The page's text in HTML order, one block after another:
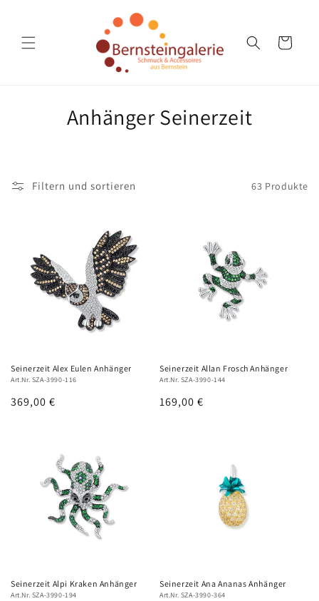
Warenkorb
K
e
r
i
:
Anhänger Seinerzeit
Filtern und sortieren 63 Produkte
Seinerzeit Alex Eulen Anhänger
Art.Nr. SZA-3990-116
Normaler
369,00 €
Seinerzeit Allan Frosch Anhänger
Art.Nr. SZA-3990-144
Normaler
169,00 €
Seinerzeit Alpi Kraken Anhänger
Art.Nr. SZA-3990-194
Seinerzeit Ana Ananas Anhänger
Art.Nr. SZA-3990-364